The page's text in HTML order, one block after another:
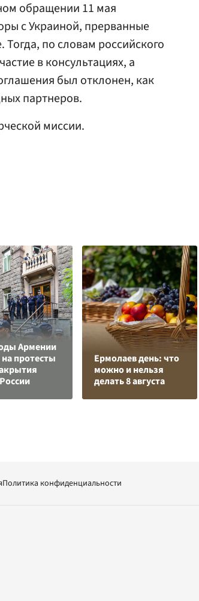
обращении 11 мая
с Украиной, прерванные
Тогда, по словам российского
в консультациях, а
был отклонен, как
партнеров.
миссии.
Армении
протесты
Ермолаев день: что
можно и нельзя
делать 8 августа
Политика конфиденциальности